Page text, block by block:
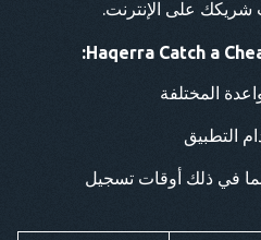
على الإنترنت.
المختلفة
التطبيق
بما في ذلك أوقات تسجيل